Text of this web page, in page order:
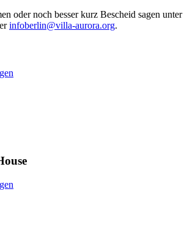
oder noch besser kurz Bescheid sagen unter
infoberlin@villa-aurora.org.